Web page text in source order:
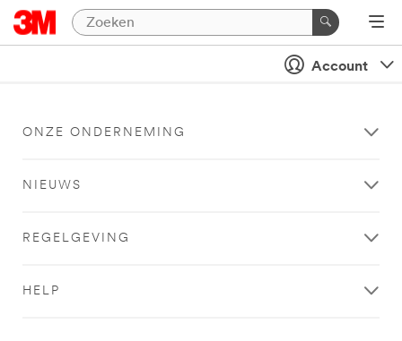
Account
ONZE ONDERNEMING
NIEUWS
REGELGEVING
HELP